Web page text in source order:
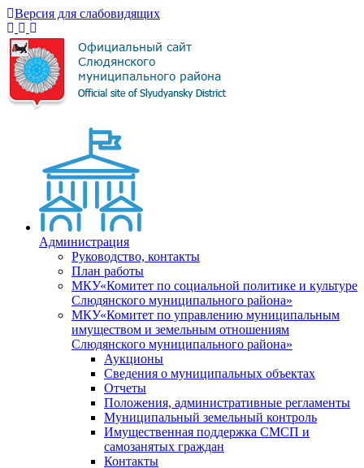
Версия для слабовидящих
Администрация
Руководство, контакты
План работы
МКУ«Комитет по социальной политике и культуре
Слюдянского муниципального района»
МКУ«Комитет по управлению муниципальным
имуществом и земельным отношениям
Слюдянского муниципального района»
Аукционы
Сведения о муниципальных объектах
Отчеты
Положения, административные регламенты
Муниципальный земельный контроль
Имущественная поддержка СМСП и
самозанятых граждан
Контакты